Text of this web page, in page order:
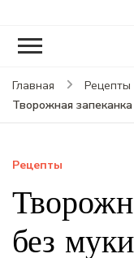
Главная
Рецепты
Творожная
Рецепты
без